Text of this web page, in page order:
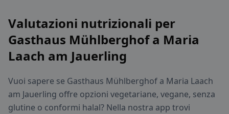
Valutazioni nutrizionali per
Gasthaus Mühlberghof a Maria
Laach am Jauerling
Vuoi sapere se Gasthaus Mühlberghof a Maria Laach
am Jauerling offre opzioni vegetariane, vegane, senza
glutine o conformi halal? Nella nostra app trovi